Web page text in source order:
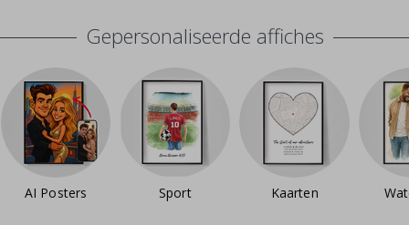
vormen.
Gepersonaliseerde affiches
AI Posters Sport Kaarten